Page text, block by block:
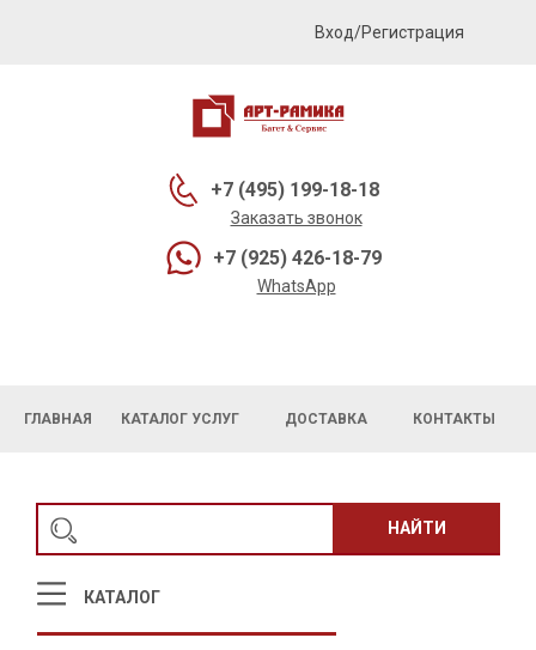
Вход/Регистрация
+7 (495) 199-18-18
Заказать звонок
+7 (925) 426-18-79
WhatsApp
ГЛАВНАЯ КАТАЛОГ УСЛУГ ДОСТАВКА КОНТАКТЫ
НАЙТИ
КАТАЛОГ